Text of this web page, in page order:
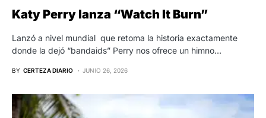
Katy Perry lanza “Watch It Burn”
Lanzó a nivel mundial que retoma la historia exactamente
donde la dejó “bandaids” Perry nos ofrece un himno…
BY CERTEZA DIARIO JUNIO 26, 2026